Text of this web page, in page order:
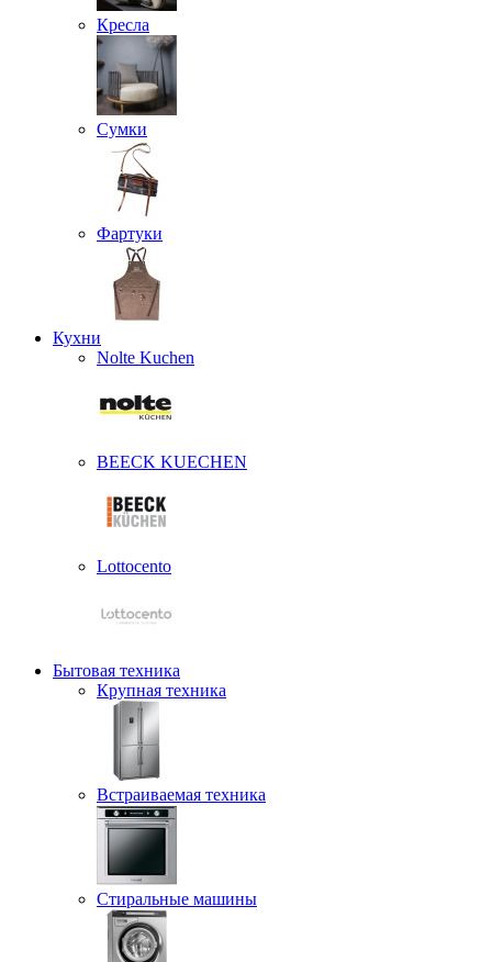
Кресла
Сумки
Фартуки
Кухни
Nolte Kuchen
BEECK KUECHEN
Lottocento
Бытовая техника
Крупная техника
Встраиваемая техника
Стиральные машины